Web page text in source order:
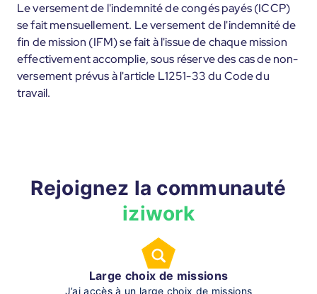
Le versement de l'indemnité de congés payés (ICCP)
se fait mensuellement. Le versement de l'indemnité de
fin de mission (IFM) se fait à l'issue de chaque mission
effectivement accomplie, sous réserve des cas de non-
versement prévus à l'article L1251-33 du Code du
travail.
Rejoignez la communauté
iziwork
Large choix de missions
J’ai accès à un large choix de missions